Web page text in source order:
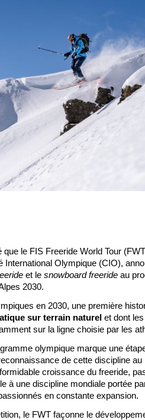
le FIS Freeride World Tour
International Olympique (CIO),
et le snowboard freeride au
2030.
en 2030, une première
sur terrain naturel et dont les
sur la ligne choisie par les
olympique marque une
de cette discipline au
croissance du freeride,
à une discipline mondiale portée
en constante expansion.
le FWT façonne le